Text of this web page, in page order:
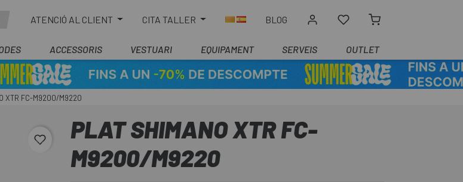
ATENCIÓ AL CLIENT CITA TALLER BLOG
ACCESSORIS VESTUARI EQUIPAMENT SERVEIS OUTLET
XTR FC-M9200/M9220
favorite_border
PLAT SHIMANO XTR FC-
M9200/M9220